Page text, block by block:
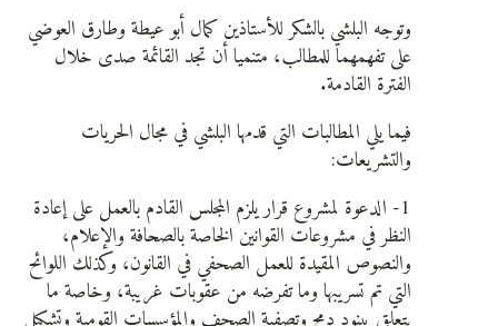
وتوجه البلشي بالشكر للأستاذين كمال أبو عيطة وطارق العوضي
على تفهمهما للمطالب، متنميا أن تجد القائمة صدى خلال
الفترة القادمة.
فيما يلي المطالبات التي قدمها البلشي في مجال الحريات
والتشريعات:
1- الدعوة لمشروع قرار يلزم المجلس القادم بالعمل على إعادة
النظر في مشروعات القوانين الخاصة بالصحافة والإعلام،
والنصوص المقيدة للعمل الصحفي في القانون، وكذلك اللوائح
التي تم تسريبها وما تفرضه من عقوبات غريبة، وخاصة ما